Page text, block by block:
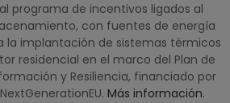
programa de incentivos ligados al
con fuentes de energía
la implantación de sistemas térmicos
residencial en el marco del Plan de
y Resiliencia, financiado por
Más información.